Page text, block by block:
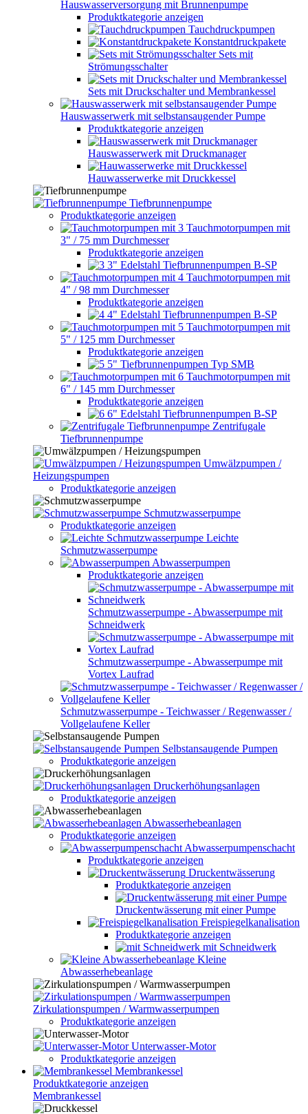
Hauswasserversorgung mit Brunnenpumpe
Produktkategorie anzeigen
Tauchdruckpumpen
Konstantdruckpakete
Sets mit
Strömungsschalter
Sets mit Druckschalter und Membrankessel
Hauswasserwerk mit selbstansaugender Pumpe
Produktkategorie anzeigen
Hauswasserwerk mit Druckmanager
Hauwasserwerke mit Druckkessel
Tiefbrunnenpumpe
Produktkategorie anzeigen
Tauchmotorpumpen mit
3" / 75 mm Durchmesser
Produktkategorie anzeigen
3" Edelstahl Tiefbrunnenpumpen B-SP
Tauchmotorpumpen mit
4" / 98 mm Durchmesser
Produktkategorie anzeigen
4" Edelstahl Tiefbrunnenpumpen B-SP
Tauchmotorpumpen mit
5" / 125 mm Durchmesser
Produktkategorie anzeigen
5" Tiefbrunnenpumpen Typ SMB
Tauchmotorpumpen mit
6" / 145 mm Durchmesser
Produktkategorie anzeigen
6" Edelstahl Tiefbrunnenpumpen B-SP
Zentrifugale
Tiefbrunnenpumpe
Umwälzpumpen /
Heizungspumpen
Produktkategorie anzeigen
Schmutzwasserpumpe
Produktkategorie anzeigen
Leichte
Schmutzwasserpumpe
Abwasserpumpen
Produktkategorie anzeigen
Schmutzwasserpumpe - Abwasserpumpe mit
Schneidwerk
Schmutzwasserpumpe - Abwasserpumpe mit
Vortex Laufrad
Schmutzwasserpumpe - Teichwasser / Regenwasser /
Vollgelaufene Keller
Selbstansaugende Pumpen
Produktkategorie anzeigen
Druckerhöhungsanlagen
Produktkategorie anzeigen
Abwasserhebeanlagen
Produktkategorie anzeigen
Abwasserpumpenschacht
Produktkategorie anzeigen
Druckentwässerung
Produktkategorie anzeigen
Druckentwässerung mit einer Pumpe
Freispiegelkanalisation
Produktkategorie anzeigen
mit Schneidwerk
Kleine
Abwasserhebeanlage
Zirkulationspumpen / Warmwasserpumpen
Produktkategorie anzeigen
Unterwasser-Motor
Produktkategorie anzeigen
Membrankessel
Produktkategorie anzeigen
Membrankessel